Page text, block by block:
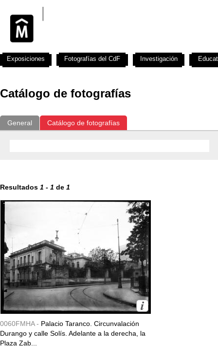
Catálogo de fotografías
General Catálogo de fotografías
Resultados 1 - 1 de 1
0060FMHA - Palacio Taranco. Circunvalación
Durango y calle Solís. Adelante a la derecha, la
Plaza Zab...
Exposiciones Fotografías del CdF Investigación